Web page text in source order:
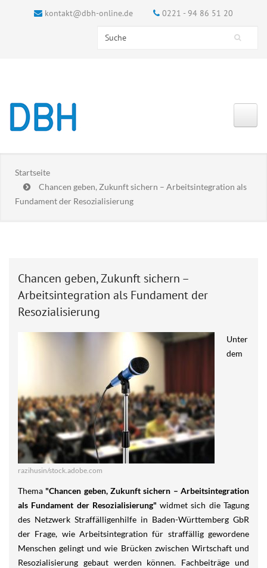
kontakt@dbh-online.de 0221 - 94 86 51 20
Suchformular
Search this site
Startseite
Chancen geben, Zukunft sichern – Arbeitsintegration als
Fundament der Resozialisierung
Chancen geben, Zukunft sichern –
Arbeitsintegration als Fundament der
Resozialisierung
razihusin/stock.adobe.com
Unter
dem
Thema "Chancen geben, Zukunft sichern – Arbeitsintegration
als Fundament der Resozialisierung" widmet sich die Tagung
des Netzwerk Straffälligenhilfe in Baden-Württemberg GbR
der Frage, wie Arbeitsintegration für straffällig gewordene
Menschen gelingt und wie Brücken zwischen Wirtschaft und
Resozialisierung gebaut werden können. Fachbeiträge und